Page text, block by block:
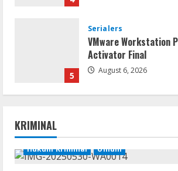
5
Serialers
VMware Workstation
Activator Final
August 6, 2026
1
KRIMINAL
Hukum Kriminal Umum